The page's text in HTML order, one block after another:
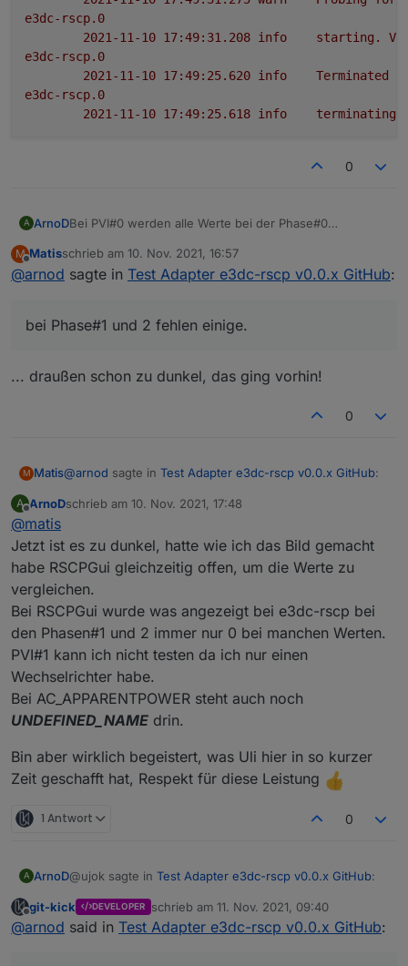
e3dc-rscp.0
info starting.
e3dc-rscp.0
info Terminated
e3dc-rscp.0
info terminating
0
A ArnoDBei PVI#0 werden alle Werte bei der Phase#0
M
Offline
Matisschrieb am 10. Nov. 2021, 16:57
zuletzt editiert von
@arnod sagte in Test Adapter e3dc-rscp v0.0.x GitHub:
bei Phase#1 und 2 fehlen einige.
... draußen schon zu dunkel, das ging vorhin!
0
M Matis@arnod sagte in Test Adapter e3dc-rscp v0.0.x GitHub:
... draußen schon zu dunkel, das ging vorhin!
A
Offline
ArnoDschrieb am 10. Nov. 2021, 17:48
zuletzt editiert von
@matis
Jetzt ist es zu dunkel, hatte wie ich das Bild gemacht
habe RSCPGui gleichzeitig offen, um die Werte zu
vergleichen.
Bei RSCPGui wurde was angezeigt bei e3dc-rscp bei
den Phasen#1 und 2 immer nur 0 bei manchen Werten.
PVI#1 kann ich nicht testen da ich nur einen
Wechselrichter habe.
Bei AC_APPARENTPOWER steht auch noch
UNDEFINED_NAME drin.
Bin aber wirklich begeistert, was Uli hier in so kurzer
Zeit geschafft hat, Respekt für diese Leistung
1 Antwort 0
A ArnoD@ujok sagte in Test Adapter e3dc-rscp v0.0.x GitHub:
Received data type ERROR with value 3 - tag
Offline
git-kick DEVELOPER schrieb am 11. Nov. 2021, 09:40
zuletzt editiert von
@arnod said in Test Adapter e3dc-rscp v0.0.x GitHub: